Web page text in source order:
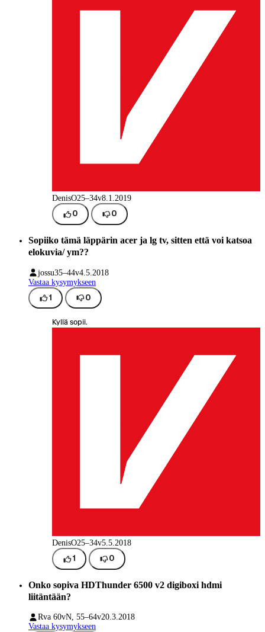
DenisO25–34v8.1.2019
0 0
Sopiiko tämä läppärin acer ja lg tv, sitten että voi katsoa
elokuvia/ ym??
jossu35–44v4.5.2018
Vastaa kysymykseen
1 0
Kyllä sopii.
DenisO25–34v5.5.2018
1 0
Onko sopiva HDThunder 6500 v2 digiboxi hdmi
liitäntään?
Rva 60vN, 55–64v20.3.2018
Vastaa kysymykseen